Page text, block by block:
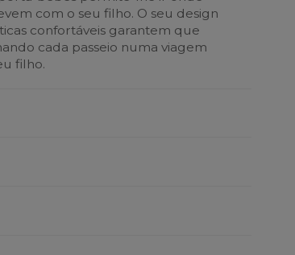
com o seu filho. O seu design
confortáveis garantem que
cada passeio numa viagem
filho.